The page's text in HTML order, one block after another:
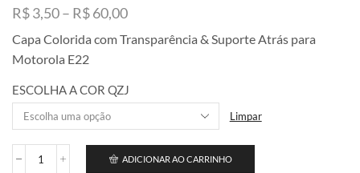
R$3,50– R$60,00Faixa
preço:
R$ 60,00
Capa Colorida com Transparência & Suporte Atrás para
Motorola E22
ESCOLHA A COR QZJ
Limpar
E22
ADICIONAR AO CARRINHO